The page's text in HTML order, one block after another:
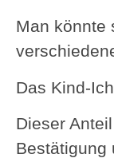
Man könnte
Das Kind-Ich
Dieser
Bestätigung